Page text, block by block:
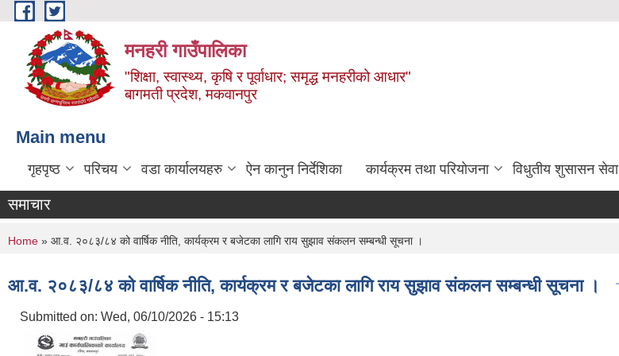
Skip to main content
मनहरी गाउँपालिका
"शिक्षा, स्वास्थ्य, कृषि र पूर्वाधार; समृद्ध मनहरीको आधार"
बागमती प्रदेश, मकवानपुर
Main menu
गृहपृष्ठ परिचय वडा कार्यालयहरु ऐन कानुन निर्देशिका कार्यक्रम तथा परियोजना विधुतीय शुसासन सेवा
समाचार
You are here
Home » आ.व. २०८३/८४ को वार्षिक नीति, कार्यक्रम र बजेटका लागि राय सुझाव संकलन सम्बन्धी सूचना ।
आ.व. २०८३/८४ को वार्षिक नीति, कार्यक्रम र बजेटका लागि राय सुझाव संकलन सम्बन्धी सूचना ।
Submitted on: Wed, 06/10/2026 - 15:13